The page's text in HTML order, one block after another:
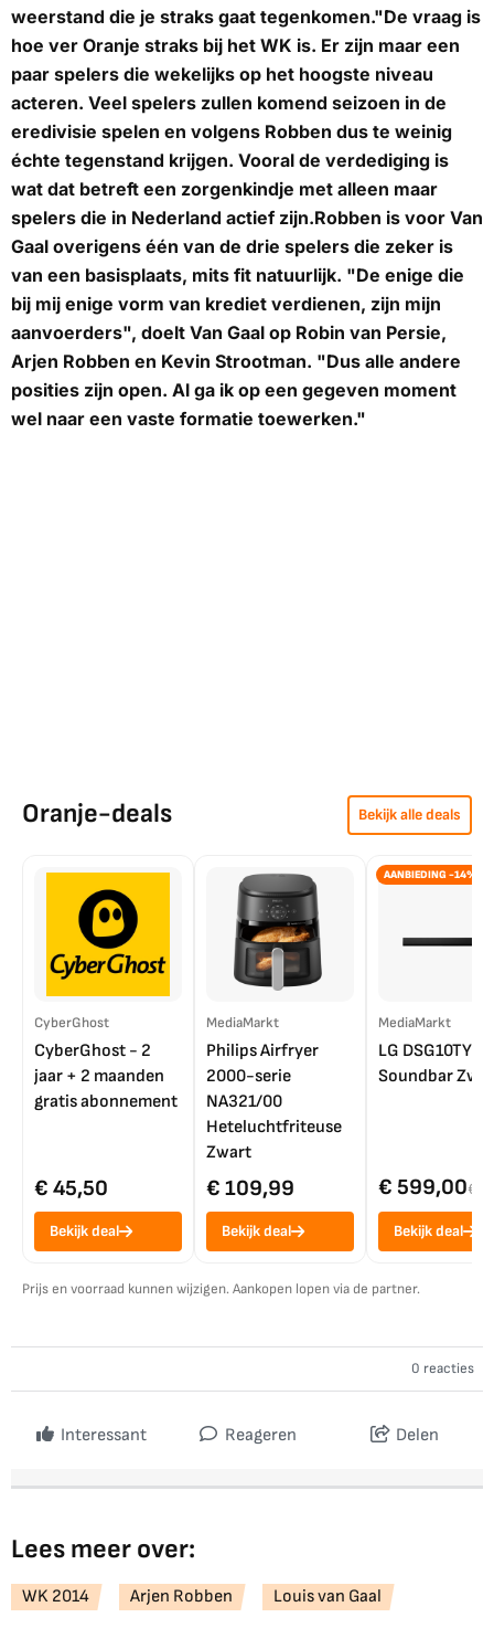
weerstand die je straks gaat tegenkomen."De vraag is
hoe ver Oranje straks bij het WK is. Er zijn maar een
paar spelers die wekelijks op het hoogste niveau
acteren. Veel spelers zullen komend seizoen in de
eredivisie spelen en volgens Robben dus te weinig
échte tegenstand krijgen. Vooral de verdediging is
wat dat betreft een zorgenkindje met alleen maar
spelers die in Nederland actief zijn.Robben is voor Van
Gaal overigens één van de drie spelers die zeker is
van een basisplaats, mits fit natuurlijk. "De enige die
bij mij enige vorm van krediet verdienen, zijn mijn
aanvoerders", doelt Van Gaal op Robin van Persie,
Arjen Robben en Kevin Strootman. "Dus alle andere
posities zijn open. Al ga ik op een gegeven moment
wel naar een vaste formatie toewerken."
Oranje-deals Bekijk alle deals
CyberGhost
CyberGhost - 2
jaar + 2 maanden
gratis abonnement
€ 45,50
Bekijk deal
MediaMarkt
Philips Airfryer
2000-serie
NA321/00
Heteluchtfriteuse
Zwart
€ 109,99
Bekijk deal
AANBIEDING -14%
MediaMarkt
LG DSG10TY
Soundbar
€ 599,00€
Bekijk deal
Prijs en voorraad kunnen wijzigen. Aankopen lopen via de partner.
0 reacties
Interessant Reageren Delen
Lees meer over:
WK 2014 Arjen Robben Louis van Gaal